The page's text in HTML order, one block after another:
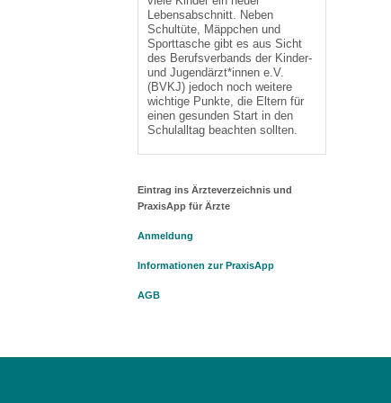
Lebensabschnitt. Neben
Schultüte, Mäppchen und
Sporttasche gibt es aus Sicht
des Berufsverbands der Kinder-
und Jugendärzt*innen e.V.
(BVKJ) jedoch noch weitere
wichtige Punkte, die Eltern für
einen gesunden Start in den
Schulalltag beachten sollten.
Eintrag ins Ärzteverzeichnis und
PraxisApp für Ärzte
Anmeldung
Informationen zur PraxisApp
AGB